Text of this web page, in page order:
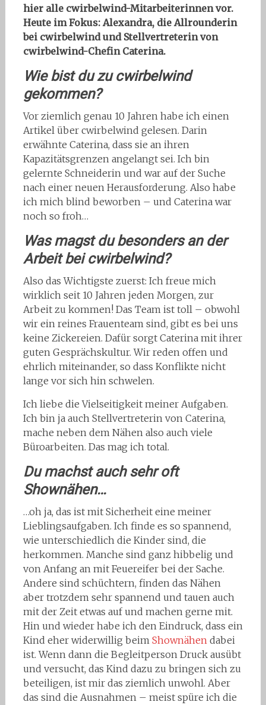
hier alle cwirbelwind-Mitarbeiterinnen vor.
Heute im Fokus: Alexandra, die Allrounderin
bei cwirbelwind und Stellvertreterin von
cwirbelwind-Chefin Caterina.
Wie bist du zu cwirbelwind
gekommen?
Vor ziemlich genau 10 Jahren habe ich einen
Artikel über cwirbelwind gelesen. Darin
erwähnte Caterina, dass sie an ihren
Kapazitätsgrenzen angelangt sei. Ich bin
gelernte Schneiderin und war auf der Suche
nach einer neuen Herausforderung. Also habe
ich mich blind beworben – und Caterina war
noch so froh…
Was magst du besonders an der
Arbeit bei cwirbelwind?
Also das Wichtigste zuerst: Ich freue mich
wirklich seit 10 Jahren jeden Morgen, zur
Arbeit zu kommen! Das Team ist toll – obwohl
wir ein reines Frauenteam sind, gibt es bei uns
keine Zickereien. Dafür sorgt Caterina mit ihrer
guten Gesprächskultur. Wir reden offen und
ehrlich miteinander, so dass Konflikte nicht
lange vor sich hin schwelen.
Ich liebe die Vielseitigkeit meiner Aufgaben.
Ich bin ja auch Stellvertreterin von Caterina,
mache neben dem Nähen also auch viele
Büroarbeiten. Das mag ich total.
Du machst auch sehr oft
Shownähen…
…oh ja, das ist mit Sicherheit eine meiner
Lieblingsaufgaben. Ich finde es so spannend,
wie unterschiedlich die Kinder sind, die
herkommen. Manche sind ganz hibbelig und
von Anfang an mit Feuereifer bei der Sache.
Andere sind schüchtern, finden das Nähen
aber trotzdem sehr spannend und tauen auch
mit der Zeit etwas auf und machen gerne mit.
Hin und wieder habe ich den Eindruck, dass ein
Kind eher widerwillig beim Shownähendabei
ist. Wenn dann die Begleitperson Druck ausübt
und versucht, das Kind dazu zu bringen sich zu
beteiligen, ist mir das ziemlich unwohl. Aber
das sind die Ausnahmen – meist spüre ich die